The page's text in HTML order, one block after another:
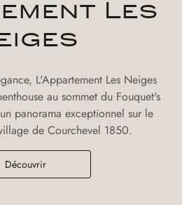
Les
L'Appartement Les Neiges
au sommet du Fouquet's
panorama exceptionnel sur le
de Courchevel 1850.
Découvrir